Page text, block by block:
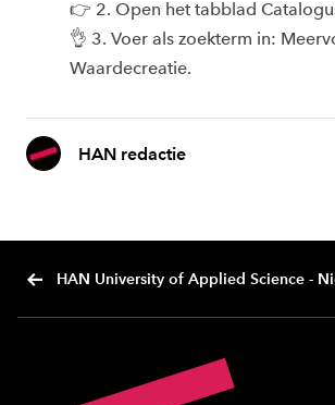
👉 2. Open het tabblad
👌 3. Voer als zoekterm in:
Waardecreatie.
HAN redactie
HAN University of Applied Science -